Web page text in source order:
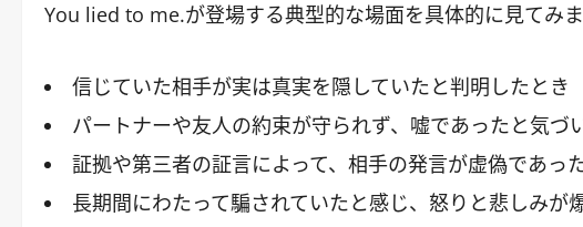
You lied to me.が登場する典型的な場面を具体的に見てみま
信じていた相手が実は真実を隠していたと判明したとき
パートナーや友人の約束が守られず、嘘であったと気づ
証拠や第三者の証言によって、相手の発言が虚偽であっ
長期間にわたって騙されていたと感じ、怒りと悲しみが